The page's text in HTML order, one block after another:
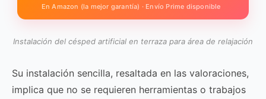
En Amazon (la mejor garantía) · Envío Prime disponible
Instalación del césped artificial en terraza para área de relajación
Su instalación sencilla, resaltada en las valoraciones,
implica que no se requieren herramientas o trabajos